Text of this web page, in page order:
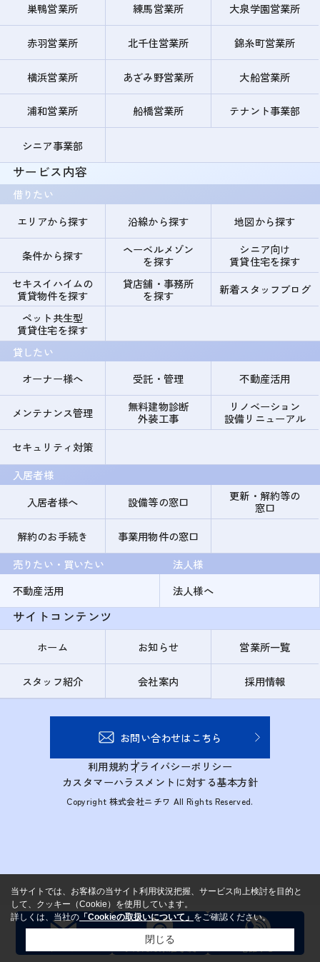
巣鴨営業所 練馬営業所 大泉学園営業所
赤羽営業所 北千住営業所 錦糸町営業所
横浜営業所 あざみ野営業所 大船営業所
浦和営業所 船橋営業所 テナント事業部
シニア事業部
サービス内容
借りたい
エリアから探す
沿線から探す 地図から探す
条件から探す
ヘーベルメゾン
を探す
シニア向け
賃貸住宅を探す
セキスイハイムの
賃貸物件を探す
貸店舗・事務所
を探す
新着スタッフブログ
ペット共生型
賃貸住宅を探す
貸したい
オーナー様へ
受託・管理 不動産活用
メンテナンス管理
無料建物診断
外装工事
リノベーション
設備リニューアル
セキュリティ対策
入居者様
入居者様へ
設備等の窓口
更新・解約等の
窓口
解約のお手続き
事業用物件の窓口
売りたい・買いたい
不動産活用
法人様
法人様へ
サイトコンテンツ
ホーム お知らせ 営業所一覧
スタッフ紹介 会社案内 採用情報
お問い合わせはこちら
利用規約プライバシーポリシー
カスタマーハラスメントに対する基本方針
Copyright 株式会社ニチワ All Rights Reserved.
当サイトでは、お客様の当サイト利用状況把握、サービス向上検討を目的と
して、クッキー（Cookie）を使用しています。
詳しくは、当社の 「Cookieの取扱いについて」 をご確認ください。
閉じる